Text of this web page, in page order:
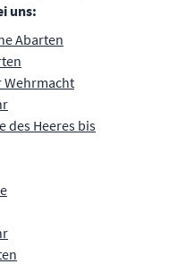
uns:
Abarten
Wehrmacht
des Heeres bis